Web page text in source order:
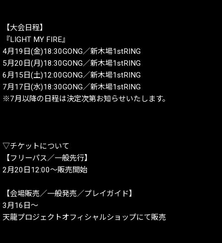
【大会日程】
『LIGHT MY FIRE』
4月19日(金)18:30GONG／新木場1stRING
5月20日(月)18:30GONG／新木場1stRING
6月15日(土)12:00GONG／新木場1stRING
7月17日(水)18:30GONG／新木場1stRING
※7月以降の日程は決定次第お知らせいたします。
▽チケットについて
【フリーパス／一般先行】
2月20日12:00～販売開始
【会場販売／一般発売／プレイガイド】
3月16日～
天龍プロジェクトオフィシャルショップにて販売